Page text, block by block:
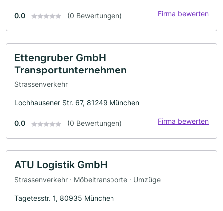
0.0 (0 Bewertungen) Firma bewerten
Ettengruber GmbH
Transportunternehmen
Strassenverkehr
Lochhausener Str. 67, 81249 München
0.0 (0 Bewertungen) Firma bewerten
ATU Logistik GmbH
Strassenverkehr · Möbeltransporte · Umzüge
Tagetesstr. 1, 80935 München